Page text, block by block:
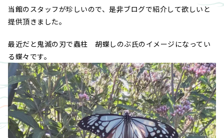
当館のスタッフが珍しいので、是非ブログで紹介して欲しいと
提供頂きました。
最近だと鬼滅の刃で蟲柱 胡蝶しのぶ氏のイメージになってい
る蝶々です。